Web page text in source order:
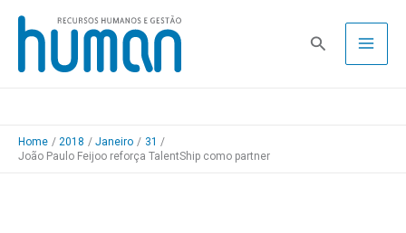
Skip
content
Pesquisa
Home 2018 Janeiro
31
João Paulo Feijoo reforça TalentShip como partner